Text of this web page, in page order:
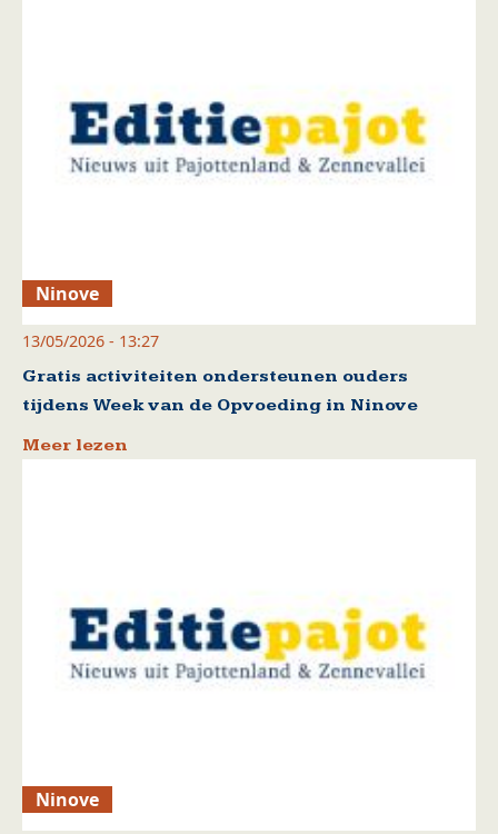
Ninove
13/05/2026 - 13:27
Gratis activiteiten ondersteunen ouders
tijdens Week van de Opvoeding in Ninove
Meer lezen
Ninove